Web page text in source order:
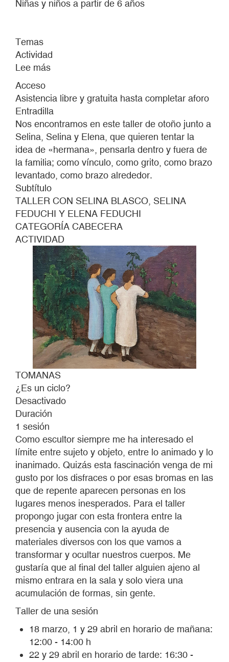
Niñas y niños a partir de 6 años
Temas
Actividad
Lee más
Acceso
Asistencia libre y gratuita hasta completar aforo
Entradilla
Nos encontramos en este taller de otoño junto a
Selina, Selina y Elena, que quieren tentar la
idea de «hermana», pensarla dentro y fuera de
la familia; como vínculo, como grito, como brazo
levantado, como brazo alrededor.
Subtítulo
TALLER CON SELINA BLASCO, SELINA
FEDUCHI Y ELENA FEDUCHI
CATEGORÍA CABECERA
ACTIVIDAD
TOMANAS
¿Es un ciclo?
Desactivado
Duración
1 sesión
Como escultor siempre me ha interesado el
límite entre sujeto y objeto, entre lo animado y lo
inanimado. Quizás esta fascinación venga de mi
gusto por los disfraces o por esas bromas en las
que de repente aparecen personas en los
lugares menos inesperados. Para el taller
propongo jugar con esta frontera entre la
presencia y ausencia con la ayuda de
materiales diversos con los que vamos a
transformar y ocultar nuestros cuerpos. Me
gustaría que al final del taller alguien ajeno al
mismo entrara en la sala y solo viera una
acumulación de formas, sin gente.
Taller de una sesión
18 marzo, 1 y 29 abril en horario de mañana:
12:00 - 14:00 h
22 y 29 abril en horario de tarde: 16:30 -